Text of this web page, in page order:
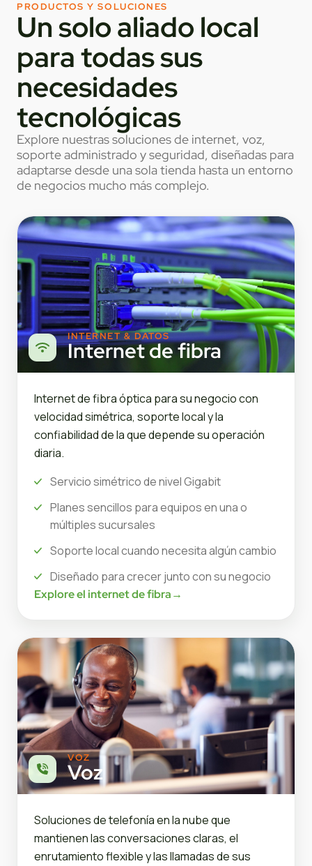
PRODUCTOS Y SOLUCIONES
Un solo aliado local
para todas sus
necesidades
tecnológicas
Explore nuestras soluciones de internet, voz,
soporte administrado y seguridad, diseñadas para
adaptarse desde una sola tienda hasta un entorno
de negocios mucho más complejo.
INTERNET & DATOS
Internet de fibra
Internet de fibra óptica para su negocio con
velocidad simétrica, soporte local y la
confiabilidad de la que depende su operación
diaria.
Servicio simétrico de nivel Gigabit
Planes sencillos para equipos en una o
múltiples sucursales
Soporte local cuando necesita algún cambio
Diseñado para crecer junto con su negocio
Explore el internet de fibra→
VOZ
Voz
Soluciones de telefonía en la nube que
mantienen las conversaciones claras, el
enrutamiento flexible y las llamadas de sus